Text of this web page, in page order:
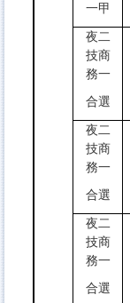
一甲
夜二
技商
務一
合選
夜二
技商
務一
合選
夜二
技商
務一
合選